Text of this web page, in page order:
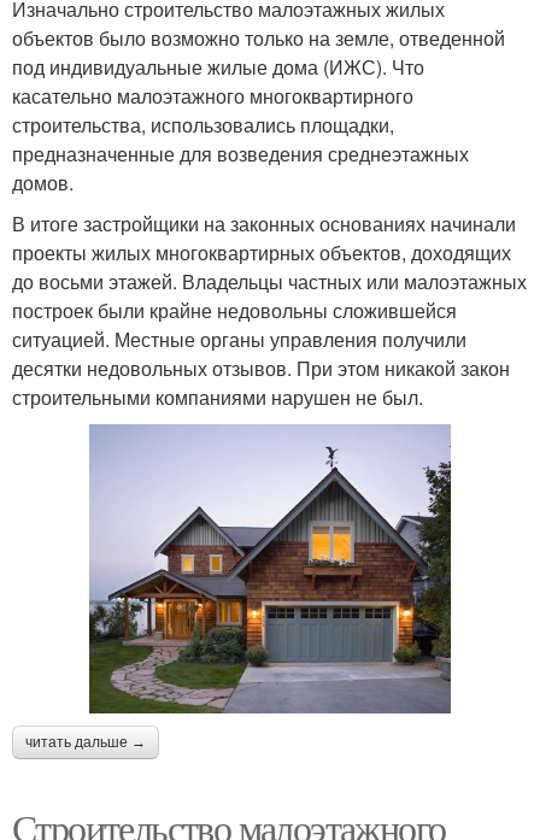
Изначально строительство малоэтажных жилых
объектов было возможно только на земле, отведенной
под индивидуальные жилые дома (ИЖС). Что
касательно малоэтажного многоквартирного
строительства, использовались площадки,
предназначенные для возведения среднеэтажных
домов.
В итоге застройщики на законных основаниях начинали
проекты жилых многоквартирных объектов, доходящих
до восьми этажей. Владельцы частных или малоэтажных
построек были крайне недовольны сложившейся
ситуацией. Местные органы управления получили
десятки недовольных отзывов. При этом никакой закон
строительными компаниями нарушен не был.
читать дальше →
Строительство малоэтажного